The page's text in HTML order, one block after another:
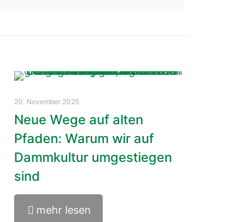
20. November 2025
Neue Wege auf alten
Pfaden: Warum wir auf
Dammkultur umgestiegen
sind
mehr lesen